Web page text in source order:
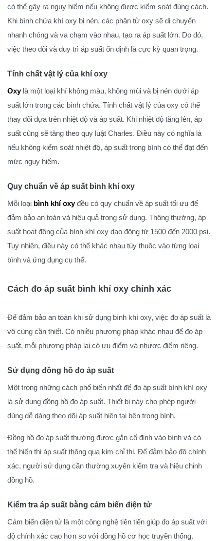
có thể gây ra nguy hiểm nếu không được kiểm soát đúng cách.
Khi bình chứa khí oxy bị nén, các phân tử oxy sẽ di chuyển
nhanh chóng và va chạm vào nhau, tạo ra áp suất lớn. Do đó,
việc theo dõi và duy trì áp suất ổn định là cực kỳ quan trọng.
Tính chất vật lý của khí oxy
Oxylà một loại khí không màu, không mùi và bị nén dưới áp
suất lớn trong các bình chứa. Tính chất vật lý của oxy có thể
thay đổi dựa trên nhiệt độ và áp suất. Khi nhiệt độ tăng lên, áp
suất cũng sẽ tăng theo quy luật Charles. Điều này có nghĩa là
nếu không kiểm soát nhiệt độ, áp suất trong bình có thể đạt đến
mức nguy hiểm.
Quy chuẩn về áp suất bình khí oxy
Mỗi loại bình khí oxyđều có quy chuẩn về áp suất tối ưu để
đảm bảo an toàn và hiệu quả trong sử dụng. Thông thường, áp
suất hoạt động của bình khí oxy dao động từ 1500 đến 2000 psi.
Tuy nhiên, điều này có thể khác nhau tùy thuộc vào từng loại
bình và ứng dụng cụ thể.
Cách đo áp suất bình khí oxy chính xác
Để đảm bảo an toàn khi sử dụng bình khí oxy, việc đo áp suất là
vô cùng cần thiết. Có nhiều phương pháp khác nhau để đo áp
suất, mỗi phương pháp lại có ưu điểm và nhược điểm riêng.
Sử dụng đồng hồ đo áp suất
Một trong những cách phổ biến nhất để đo áp suất bình khí oxy
là sử dụng đồng hồ đo áp suất. Thiết bị này cho phép người
dùng dễ dàng theo dõi áp suất hiện tại bên trong bình.
Đồng hồ đo áp suất thường được gắn cố định vào bình và có
thể hiển thị áp suất thông qua kim chỉ thị. Để đảm bảo độ chính
xác, người sử dụng cần thường xuyên kiểm tra và hiệu chỉnh
đồng hồ.
Kiểm tra áp suất bằng cảm biến điện tử
Cảm biến điện tử là một công nghệ tiên tiến giúp đo áp suất với
độ chính xác cao hơn so với đồng hồ cơ học truyền thống.